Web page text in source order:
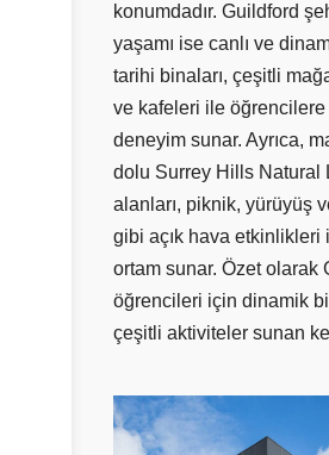
konumdadır. Guildford
yaşamı ise canlı ve
tarihi binaları, çeşitli
ve kafeleri ile
deneyim sunar. Ayrıca,
dolu Surrey Hills Natural
alanları, piknik, yürüyüş
gibi açık hava etkinlikleri
ortam sunar. Özet olarak
öğrencileri için dinamik
çeşitli aktiviteler sunan